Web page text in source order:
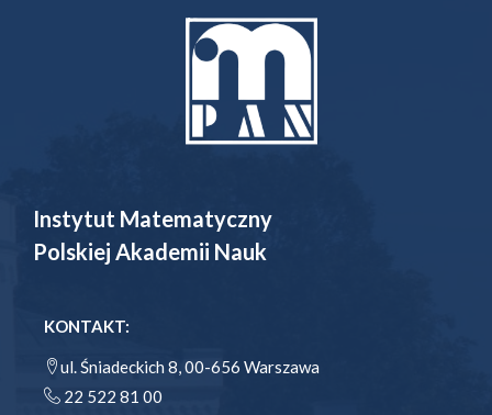
Instytut Matematyczny
Polskiej Akademii Nauk
KONTAKT:
ul. Śniadeckich 8, 00-656 Warszawa
22 522 81 00